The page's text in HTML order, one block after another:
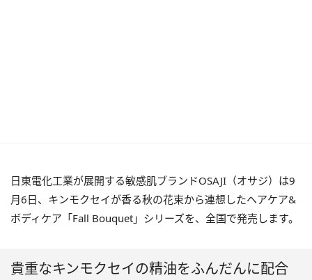
日東電化工業が展開する敏感肌ブランドOSAJI（オサジ）は9
月6日、キンモクセイが香る秋の花束から連想したヘアケア&
ボディケア「Fall Bouquet」シリーズを、全国で発売します。
貴重なキンモクセイの精油をふんだんに配合